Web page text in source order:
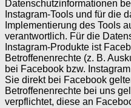
Datenschutzinformationen
Instagram-Tools und für die
Implementierung des Tools
verantwortlich. Für die
Instagram-Produkte ist
Betroffenenrechte (z. B.
bei Facebook bzw.
Sie direkt bei Facebook
Betroffenenrechte bei uns
verpflichtet, diese an